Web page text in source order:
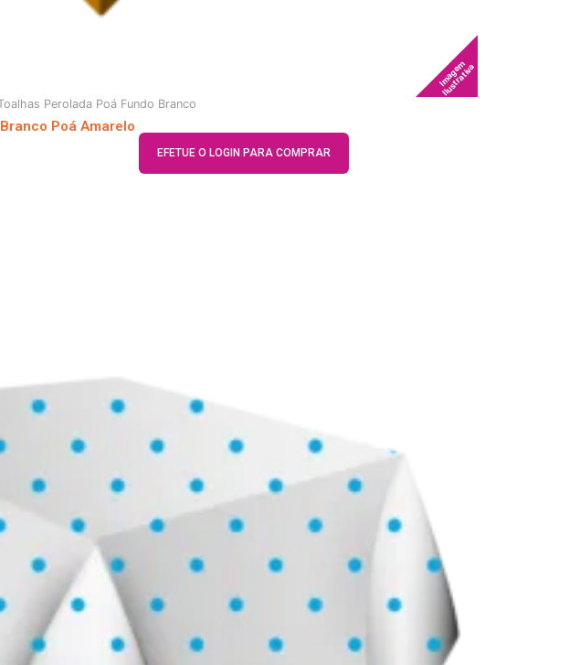
Imagem
Ilustrativa
Perolada Poá Fundo Branco
Poá Amarelo
EFETUE O LOGIN PARA COMPRAR